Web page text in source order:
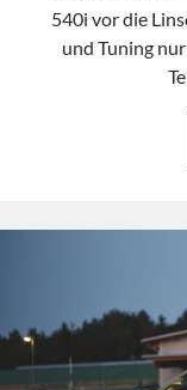
540i vor die
und Tuning